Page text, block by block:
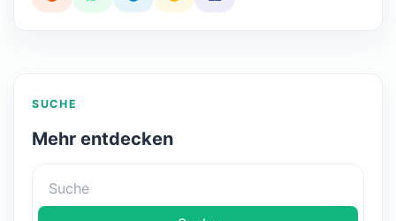
SUCHE
Mehr entdecken